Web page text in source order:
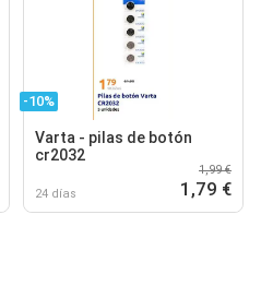
-10%
Varta - pilas de botón
cr2032
24 días
1,99 €
1,79 €